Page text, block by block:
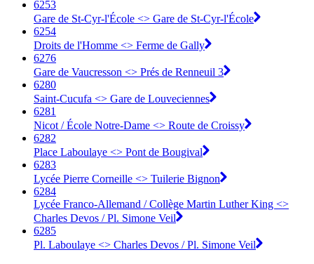
6253
Gare de St-Cyr-l'École <>︎ Gare de St-Cyr-l'École
6254
Droits de l'Homme <>︎ Ferme de Gally
6276
Gare de Vaucresson <>︎ Prés de Renneuil 3
6280
Saint-Cucufa <>︎ Gare de Louveciennes
6281
Nicot / École Notre-Dame <>︎ Route de Croissy
6282
Place Laboulaye <>︎ Pont de Bougival
6283
Lycée Pierre Corneille <>︎ Tuilerie Bignon
6284
Lycée Franco-Allemand / Collège Martin Luther King <>︎
Charles Devos / Pl. Simone Veil
6285
Pl. Laboulaye <>︎ Charles Devos / Pl. Simone Veil